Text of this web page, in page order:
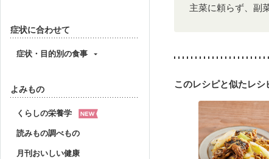
症状に合わせて
症状・目的別の食事
よみもの
くらしの栄養学
読みもの調べもの
月刊おいしい健康
主菜に頼らず、副
このレシピと似たレシ